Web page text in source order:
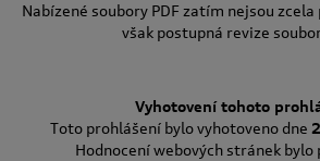
Nabízené soubory PDF zatím nejsou
však postupná revize
Vyhotovení tohoto
Toto prohlášení bylo vyhotoveno dne
Hodnocení webových stránek bylo